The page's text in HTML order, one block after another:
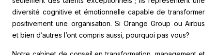
diversité cognitive et émotionnelle capable de transformer
positivement une organisation. Si Orange Group ou Airbus
et bien d’autres l’ont compris aussi, pourquoi pas vous?